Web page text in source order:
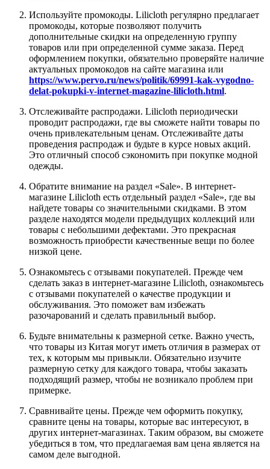
Используйте промокоды. Lilicloth регулярно предлагает
промокоды, которые позволяют получить
дополнительные скидки на определенную группу
товаров или при определенной сумме заказа. Перед
оформлением покупки, обязательно проверяйте наличие
актуальных промокодов на сайте магазина или
https://www.pervo.ru/news/politik/69991-kak-vygodno-
delat-pokupki-v-internet-magazine-lilicloth.html.
Отслеживайте распродажи. Lilicloth периодически
проводит распродажи, где вы сможете найти товары по
очень привлекательным ценам. Отслеживайте даты
проведения распродаж и будьте в курсе новых акций.
Это отличный способ сэкономить при покупке модной
одежды.
Обратите внимание на раздел «Sale». В интернет-
магазине Lilicloth есть отдельный раздел «Sale», где вы
найдете товары со значительными скидками. В этом
разделе находятся модели предыдущих коллекций или
товары с небольшими дефектами. Это прекрасная
возможность приобрести качественные вещи по более
низкой цене.
Ознакомьтесь с отзывами покупателей. Прежде чем
сделать заказ в интернет-магазине Lilicloth, ознакомьтесь
с отзывами покупателей о качестве продукции и
обслуживания. Это поможет вам избежать
разочарований и сделать правильный выбор.
Будьте внимательны к размерной сетке. Важно учесть,
что товары из Китая могут иметь отличия в размерах от
тех, к которым мы привыкли. Обязательно изучите
размерную сетку для каждого товара, чтобы заказать
подходящий размер, чтобы не возникало проблем при
примерке.
Сравнивайте цены. Прежде чем оформить покупку,
сравните цены на товары, которые вас интересуют, в
других интернет-магазинах. Таким образом, вы сможете
убедиться в том, что предлагаемая вам цена является на
самом деле выгодной.